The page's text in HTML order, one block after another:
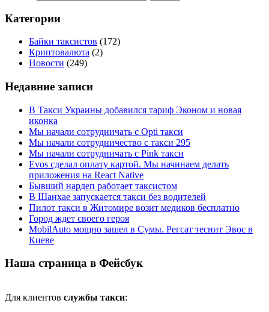
Категории
Байки таксистов (172)
Криптовалюта (2)
Новости (249)
Недавние записи
В Такси Украины добавился тариф Эконом и новая
иконка
Мы начали сотрудничать с Opti такси
Мы начали сотрудничество с такси 295
Мы начали сотрудничать с Pink такси
Evos сделал оплату картой. Мы начинаем делать
приложения на React Native
Бывший нардеп работает таксистом
В Шанхае запускается такси без водителей
Пилот такси в Житомире возит медиков бесплатно
Город ждет своего героя
MobilAuto мощно зашел в Сумы. Регсат теснит Эвос в
Киеве
Наша страница в Фейсбук
Для клиентов службы такси: